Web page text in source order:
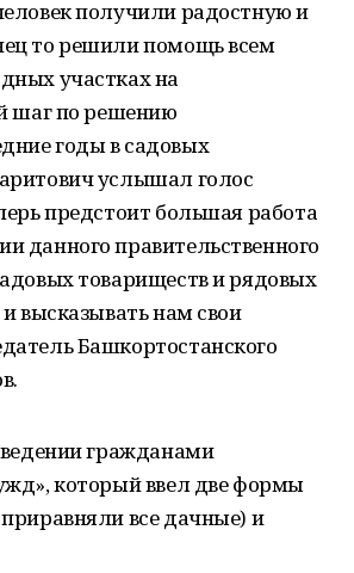
получили радостную и
то решили помощь всем
участках на
шаг по решению
годы в садовых
услышал голос
предстоит большая работа
данного правительственного
товариществ и рядовых
высказывать нам свои
Башкортостанского
гражданами
который ввел две формы
все дачные) и